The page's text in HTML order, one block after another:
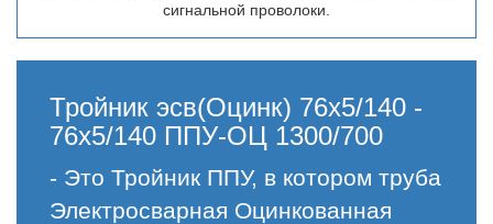
сигнальной проволоки.
Тройник эсв(Оцинк) 76х5/140 -
76х5/140 ППУ-ОЦ 1300/700
- Это Тройник ППУ, в котором труба
Электросварная Оцинкованная